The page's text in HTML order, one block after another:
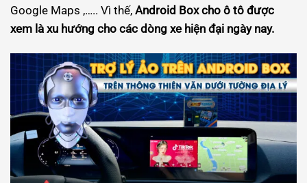
Google Maps ,….. Vì thế, Android Box cho ô tô được
xem là xu hướng cho các dòng xe hiện đại ngày nay.